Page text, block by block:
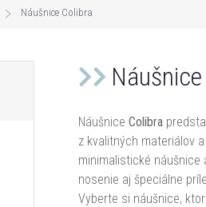
Náušnice Colibra
Náušnice Colibra
z kvalitných materiálov
minimalistické náušnice
nosenie aj špeciálne
Vyberte si náušnice,